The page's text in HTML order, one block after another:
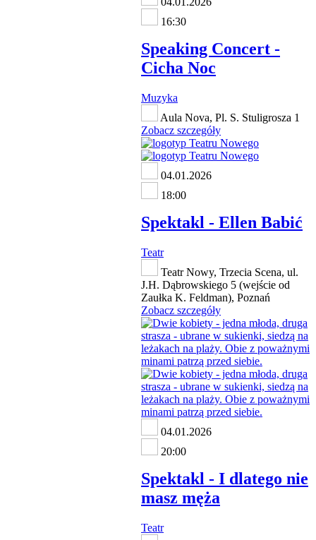
16:30
Speaking Concert -
Cicha Noc
Muzyka
Aula Nova, Pl. S. Stuligrosza 1
Zobacz szczegóły
04.01.2026
18:00
Spektakl - Ellen Babić
Teatr
Teatr Nowy, Trzecia Scena, ul.
J.H. Dąbrowskiego 5 (wejście od
Zaułka K. Feldman), Poznań
Zobacz szczegóły
04.01.2026
20:00
Spektakl - I dlatego nie
masz męża
Teatr